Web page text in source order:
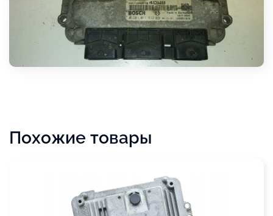
Похожие товары